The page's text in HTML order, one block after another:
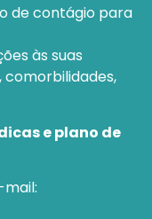
de contágio para
às suas
comorbilidades,
e plano de